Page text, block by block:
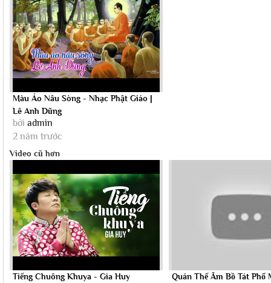
Màu Áo Nâu Sòng - Nhạc Phật Giáo |
Lê Anh Dũng
bởi admin
2 năm trước
Video cũ hơn
Tiếng Chuông Khuya - Gia Huy
Quán Thế Âm Bồ Tát Phổ